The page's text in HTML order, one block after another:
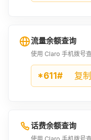
流量余额查询
使用 Claro 手机拨号
*611# 复制
话费余额查询